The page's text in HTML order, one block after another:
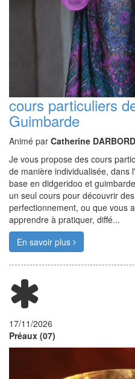
cours particuliers
Guimbarde
Animé par Catherine DARBORD
Je vous propose des cours
de manière individualisée, dans
base en didgeridoo et
un seul cours pour découvrir
perfectionnement, ou que vous
apprendre à pratiquer, diffé...
En savoir plus
17/11/2026
Préaux (07)